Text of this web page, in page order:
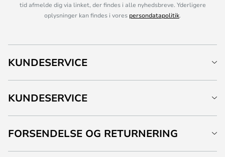
tid afmelde dig via linket, der findes i alle nyhedsbreve. Yderligere
oplysninger kan findes i vores persondatapolitik.
KUNDESERVICE
KUNDESERVICE
FORSENDELSE OG RETURNERING